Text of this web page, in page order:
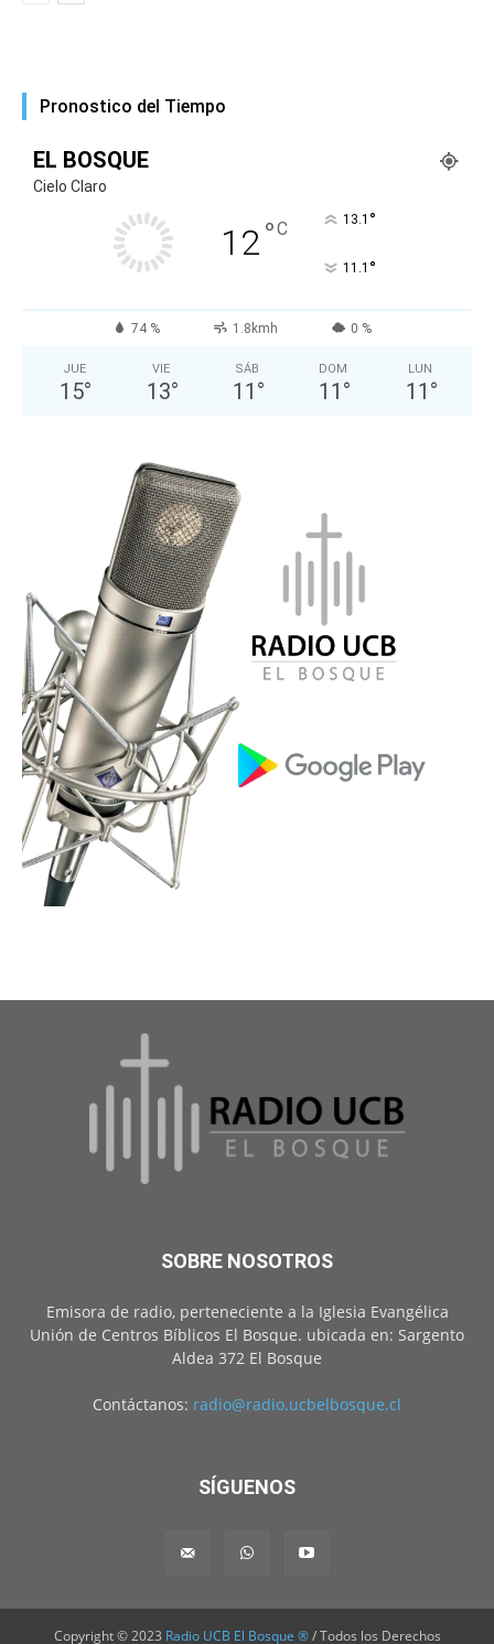
Pronostico del Tiempo
EL BOSQUE
Cielo Claro
12°C 13.1 °
11.1 °
74 % 1.8kmh 0 %
JUE
15°
VIE
13°
SÁB
11 °
DOM
11 °
LUN
11 °
SOBRE NOSOTROS
Emisora de radio, perteneciente a la Iglesia Evangélica
Unión de Centros Bíblicos El Bosque. ubicada en: Sargento
Aldea 372 El Bosque
Contáctanos: radio@radio.ucbelbosque.cl
SÍGUENOS
Copyright © 2023 Radio UCB El Bosque ®/ Todos los Derechos